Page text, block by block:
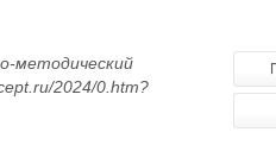
методический
2024/0.htm?